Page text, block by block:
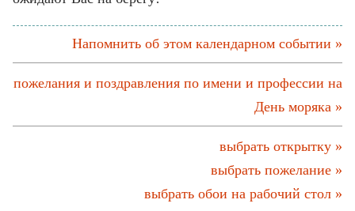
Напомнить об этом календарном событии »
пожелания и поздравления по имени и профессии на
День моряка »
выбрать открытку »
выбрать пожелание »
выбрать обои на рабочий стол »